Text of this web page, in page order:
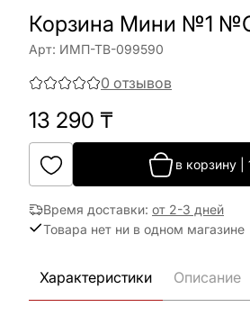
Корзина Мини №1
Арт: ИМП-ТВ-099590
0 отзывов
13 290 ₸
в корзину|
Время доставки: от 2-3 дней
Товара нет ни в одном магазине
Характеристики Описание